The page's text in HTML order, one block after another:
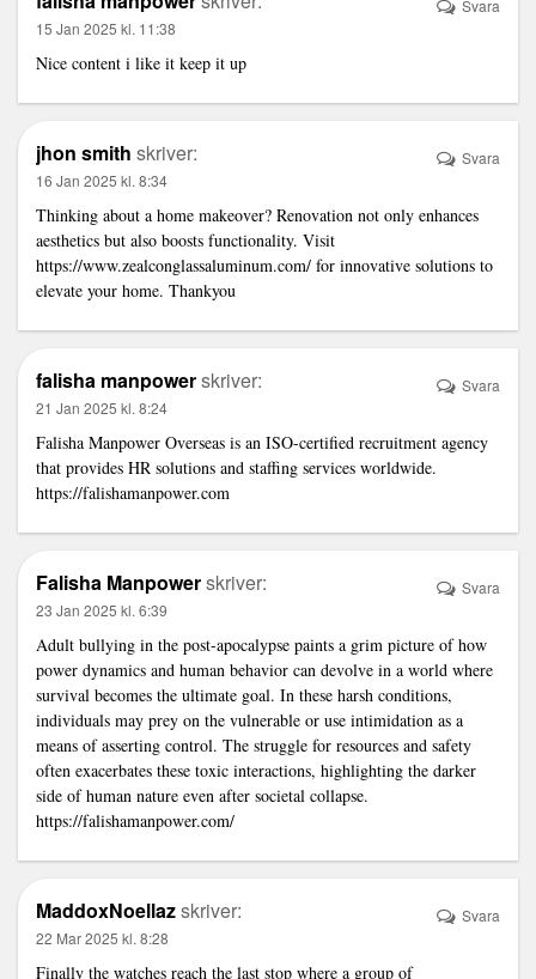
15 Jan 2025 kl. 11:38
Nice content i like it keep it up
Svara
jhon smith skriver:
16 Jan 2025 kl. 8:34
Thinking about a home makeover? Renovation not only enhances
aesthetics but also boosts functionality. Visit
https://www.zealconglassaluminum.com/ for innovative solutions to
elevate your home. Thankyou
Svara
falisha manpowerskriver:
21 Jan 2025 kl. 8:24
Falisha Manpower Overseas is an ISO-certified recruitment agency
that provides HR solutions and staffing services worldwide.
https://falishamanpower.com
Svara
Falisha Manpowerskriver:
23 Jan 2025 kl. 6:39
Adult bullying in the post-apocalypse paints a grim picture of how
power dynamics and human behavior can devolve in a world where
survival becomes the ultimate goal. In these harsh conditions,
individuals may prey on the vulnerable or use intimidation as a
means of asserting control. The struggle for resources and safety
often exacerbates these toxic interactions, highlighting the darker
side of human nature even after societal collapse.
https://falishamanpower.com/
Svara
MaddoxNoellazskriver:
22 Mar 2025 kl. 8:28
Finally the watches reach the last stop where a group of
Svara